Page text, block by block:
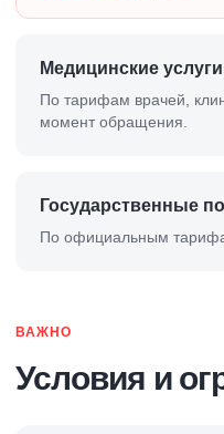
Медицинские
По тарифам врачей,
момент обращения.
Государственные
По официальным
ВАЖНО
Условия и